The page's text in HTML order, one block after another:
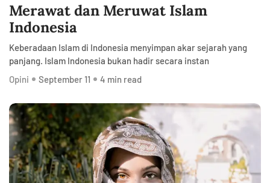
Merawat dan Meruwat Islam
Indonesia
Keberadaan Islam di Indonesia menyimpan akar sejarah yang
panjang. Islam Indonesia bukan hadir secara instan
Opini
September 11 4 min read